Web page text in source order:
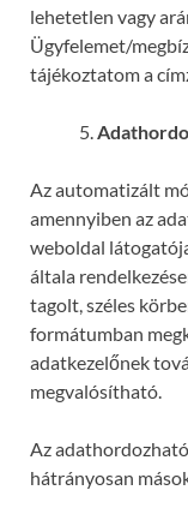
lehetetlen vagy
Ügyfelemet/
tájékoztatom a
Az automatizált
amennyiben az
weboldal
általa
tagolt, széles
formátumban
adatkezelőnek
megvalósítható.
Az
hátrányosan